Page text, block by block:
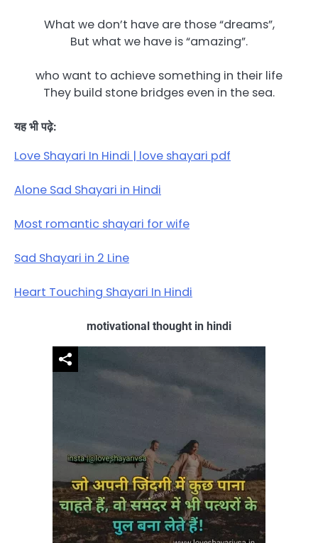
What we don’t have are those “dreams”,
But what we have is “amazing”.
who want to achieve something in their life
They build stone bridges even in the sea.
यह भी पढ़े:
Love Shayari In Hindi | love shayari pdf
Alone Sad Shayari in Hindi
Most romantic shayari for wife
Sad Shayari in 2 Line
Heart Touching Shayari In Hindi
motivational thought in hindi